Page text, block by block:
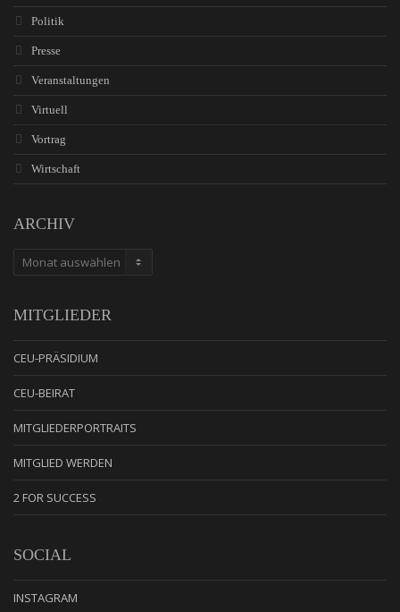
Politik
Presse
Veranstaltungen
Virtuell
Vortrag
Wirtschaft
ARCHIV
ARCHIV
MITGLIEDER
CEU-PRÄSIDIUM
CEU-BEIRAT
MITGLIEDERPORTRAITS
MITGLIED WERDEN
2 FOR SUCCESS
SOCIAL
INSTAGRAM